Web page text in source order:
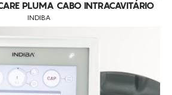
PLUMA CABO INTRACAVITÁRIO
INDIBA